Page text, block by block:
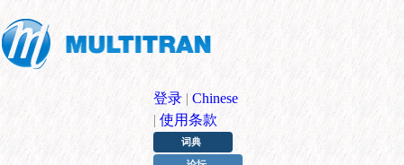
登录 | Chinese
| 使用条款
词典